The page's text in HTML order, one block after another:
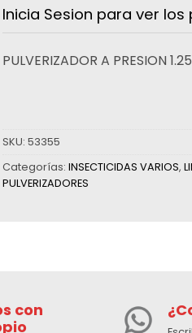
Inicia Sesion para ver los
PULVERIZADOR A PRESION
SKU: 53355
Categorías: INSECTICIDAS VARIOS,
PULVERIZADORES
con